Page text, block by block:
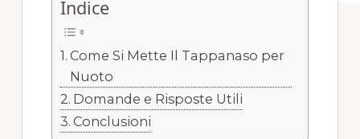
Indice
Come Si Mette Il Tappanaso per
Nuoto
Domande e Risposte Utili
Conclusioni